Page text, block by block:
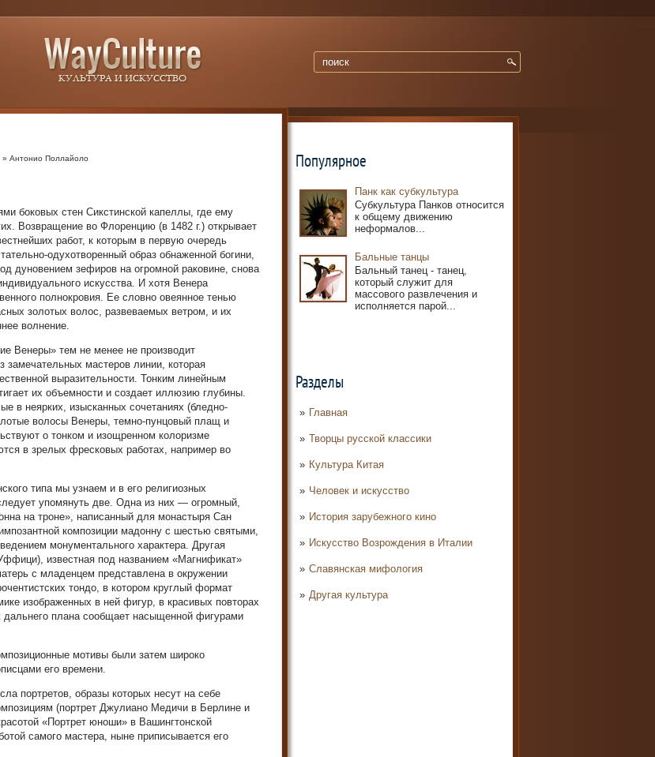
Популярное
Панк как субкультура
Субкультура Панков относится
к общему движению
неформалов...
Бальные танцы
Бальный танец - танец,
который служит для
массового развлечения и
исполняется парой...
Разделы
Главная
Творцы русской классики
Культура Китая
Человек и искусство
История зарубежного кино
Искусство Возрождения в Италии
Славянская мифология
Другая культура
» Антонио Поллайоло
боковых стен Сикстинской капеллы, где ему
Возвращение во Флоренцию (в 1482 г.) открывает
работ, к которым в первую очередь
одухотворенный образ обнаженной богини,
дуновением зефиров на огромной раковине, снова
искусства. И хотя Венера
полнокровия. Ее словно овеянное тенью
золотых волос, развеваемых ветром, и их
волнение.
Венеры» тем не менее не производит
замечательных мастеров линии, которая
выразительности. Тонким линейным
их объемности и создает иллюзию глубины.
в неярких, изысканных сочетаниях (бледно-
волосы Венеры, темно-пунцовый плащ и
о тонком и изощренном колоризме
в зрелых фресковых работах, например во
типа мы узнаем и в его религиозных
упомянуть две. Одна из них — огромный,
на троне», написанный для монастыря Сан
композиции мадонну с шестью святыми,
монументального характера. Другая
известная под названием «Магнификат»
с младенцем представлена в окружении
тондо, в котором круглый формат
изображенных в ней фигур, в красивых повторах
дальнего плана сообщает насыщенной фигурами
мотивы были затем широко
его времени.
портретов, образы которых несут на себе
(портрет Джулиано Медичи в Берлине и
«Портрет юноши» в Вашингтонской
самого мастера, ныне приписывается его